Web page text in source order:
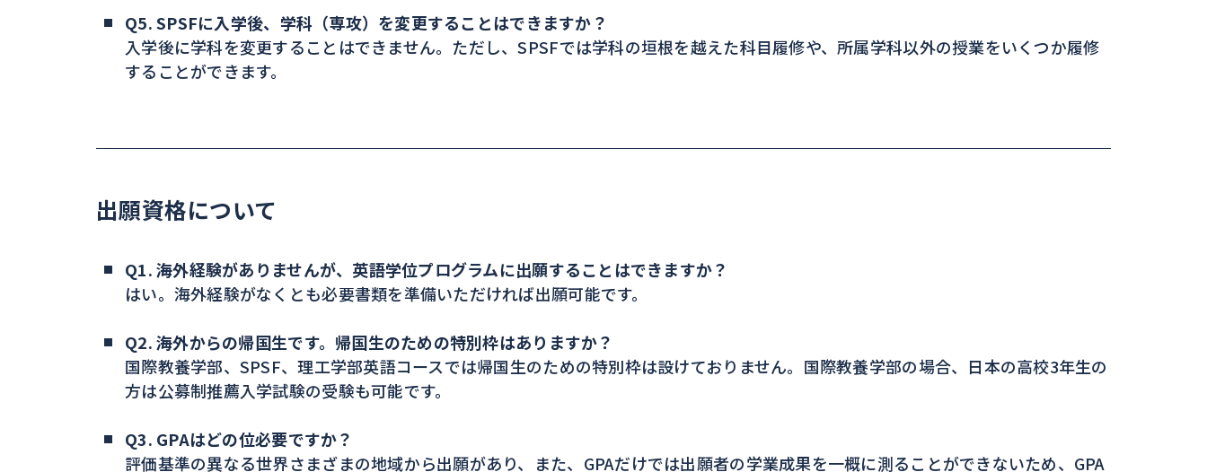
Q5. SPSFに入学後、学科（専攻）を変更することはできますか？
入学後に学科を変更することはできません。ただし、SPSFでは学科の垣根を越えた科目履修や、所属学科以外の授業をいくつか履修
することができます。
出願資格について
Q1. 海外経験がありませんが、英語学位プログラムに出願することはできますか？
はい。海外経験がなくとも必要書類を準備いただければ出願可能です。
Q2. 海外からの帰国生です。帰国生のための特別枠はありますか？
国際教養学部、SPSF、理工学部英語コースでは帰国生のための特別枠は設けておりません。国際教養学部の場合、日本の高校3年生の
方は公募制推薦入学試験の受験も可能です。
Q3. GPAはどの位必要ですか？
評価基準の異なる世界さまざまの地域から出願があり、また、GPAだけでは出願者の学業成果を一概に測ることができないため、GPA